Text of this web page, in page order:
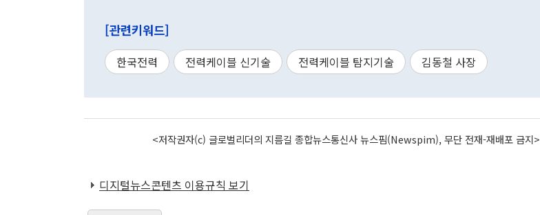
[관련키워드]
한국전력 전력케이블 신기술 전력케이블 탐지기술 김동철 사장
<저작권자(c) 글로벌리더의 지름길 종합뉴스통신사 뉴스핌(Newspim), 무단 전재-재배포 금지>
디지털뉴스콘텐츠 이용규칙 보기